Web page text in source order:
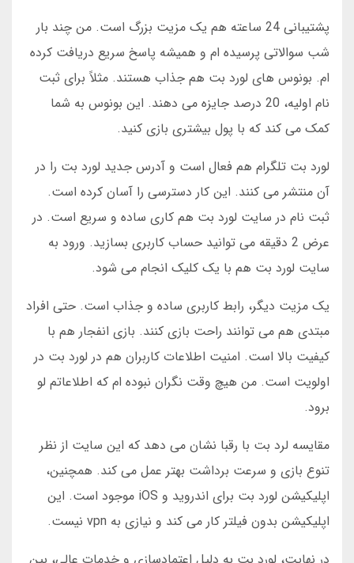
پشتیبانی 24 ساعته هم یک مزیت بزرگ است. من چند بار
شب سوالاتی پرسیده ام و همیشه پاسخ سریع دریافت کرده
ام. بونوس های لورد بت هم جذاب هستند. مثلاً برای ثبت
نام اولیه، 20 درصد جایزه می دهند. این بونوس به شما
کمک می کند که با پول بیشتری بازی کنید.
لورد بت تلگرام هم فعال است و آدرس جدید لورد بت را در
آن منتشر می کنند. این کار دسترسی را آسان کرده است.
ثبت نام در سایت لورد بت هم کاری ساده و سریع است. در
عرض 2 دقیقه می توانید حساب کاربری بسازید. ورود به
سایت لورد بت هم با یک کلیک انجام می شود.
یک مزیت دیگر، رابط کاربری ساده و جذاب است. حتی افراد
مبتدی هم می توانند راحت بازی کنند. بازی انفجار هم با
کیفیت بالا است. امنیت اطلاعات کاربران هم در لورد بت در
اولویت است. من هیچ وقت نگران نبوده ام که اطلاعاتم لو
برود.
مقایسه لرد بت با رقبا نشان می دهد که این سایت از نظر
تنوع بازی و سرعت برداشت بهتر عمل می کند. همچنین،
اپلیکیشن لورد بت برای اندروید و iOS موجود است. این
اپلیکیشن بدون فیلتر کار می کند و نیازی به vpn نیست.